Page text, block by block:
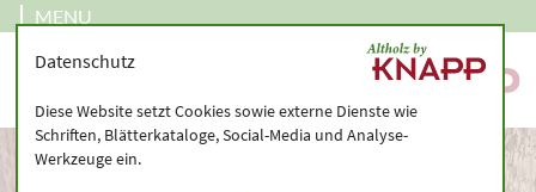
MENU
Datenschutz
Diese Website setzt Cookies sowie externe Dienste wie
Schriften, Blätterkataloge, Social-Media und Analyse-
Werkzeuge ein.